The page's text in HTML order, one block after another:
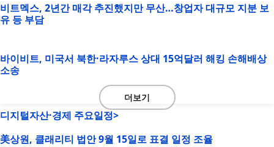
비트멕스, 2년간 매각 추진했지만 무산…창업자 대규모 지분 보
유 등 부담
바이비트, 미국서 북한·라자루스 상대 15억달러 해킹 손해배상
소송
더보기
디지털자산·경제 주요일정>
美상원, 클래리티 법안 9월 15일로 표결 일정 조율